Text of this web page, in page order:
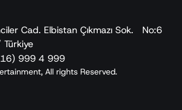
Cad. Elbistan Çıkmazı Sok. No:6
999 4 999
All rights Reserved.